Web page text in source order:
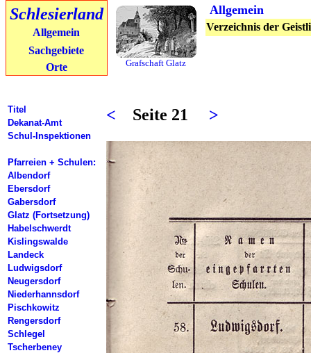
Allgemein
Verzeichnis der
Grafschaft Glatz
Schlesierland
Allgemein
Sachgebiete
Orte
Titel
Dekanat-Amt
Schul-Inspektionen
Pfarreien + Schulen:
Albendorf
Ebersdorf
Gabersdorf
Glatz (Fortsetzung)
Habelschwerdt
Kislingswalde
Landeck
Ludwigsdorf
Neugersdorf
Niederhannsdorf
Pischkowitz
Rengersdorf
Schlegel
Tscherbeney
< Seite 21 >